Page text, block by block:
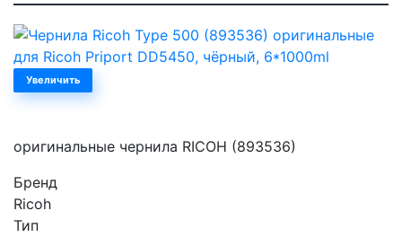
Увеличить
оригинальные чернила RICOH (893536)
Бренд
Ricoh
Тип